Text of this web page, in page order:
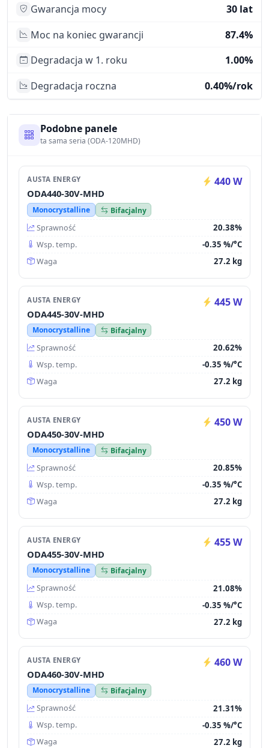
Gwarancja mocy
30 lat
Moc na koniec gwarancji
87.4%
Degradacja w 1. roku
1.00%
Degradacja roczna
0.40%/rok
Podobne panele
ta sama seria (ODA-120MHD)
AUSTA ENERGY 440 W
ODA440-30V-MHD
Monocrystalline
Bifacjalny
Sprawność
20.38%
Wsp. temp. -0.35 %/°C
Waga 27.2 kg
AUSTA ENERGY 445 W
ODA445-30V-MHD
Monocrystalline
Bifacjalny
Sprawność
20.62%
Wsp. temp. -0.35 %/°C
Waga 27.2 kg
AUSTA ENERGY 450 W
ODA450-30V-MHD
Monocrystalline
Bifacjalny
Sprawność
20.85%
Wsp. temp. -0.35 %/°C
Waga 27.2 kg
AUSTA ENERGY 455 W
ODA455-30V-MHD
Monocrystalline
Bifacjalny
Sprawność
21.08%
Wsp. temp. -0.35 %/°C
Waga 27.2 kg
AUSTA ENERGY 460 W
ODA460-30V-MHD
Monocrystalline
Bifacjalny
Sprawność
21.31%
Wsp. temp. -0.35 %/°C
Waga 27.2 kg